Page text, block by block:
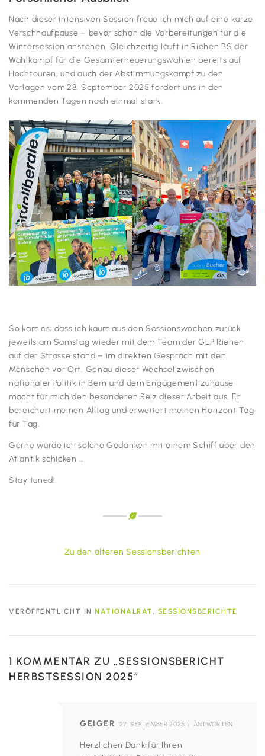
Nach dieser intensiven Session freue ich mich auf eine kurze
Verschnaufpause – bevor schon die Vorbereitungen für die
Wintersession anstehen. Gleichzeitig läuft in Riehen BS der
Wahlkampf für die Gesamterneuerungswahlen bereits auf
Hochtouren, und auch der Abstimmungskampf zu den
Vorlagen vom 28. September 2025 fordert uns in den
kommenden Tagen noch einmal stark.
So kam es, dass ich kaum aus den Sessionswochen zurück
jeweils am Samstag wieder mit dem Team der GLP Riehen
auf der Strasse stand – im direkten Gespräch mit den
Menschen vor Ort. Genau dieser Wechsel zwischen
nationaler Politik in Bern und dem Engagement zuhause
macht für mich den besonderen Reiz dieser Arbeit aus. Er
bereichert meinen Alltag und erweitert meinen Horizont Tag
für Tag.
Gerne würde ich solche Gedanken mit einem Schiff über den
Atlantik schicken …
Stay tuned!
Zu den älteren Sessionsberichten
VERÖFFENTLICHT IN NATIONALRAT, SESSIONSBERICHTE
1 KOMMENTAR ZU „SESSIONSBERICHT
HERBSTSESSION 2025“
GEIGER 27. SEPTEMBER 2025 ANTWORTEN
Herzlichen Dank für Ihren